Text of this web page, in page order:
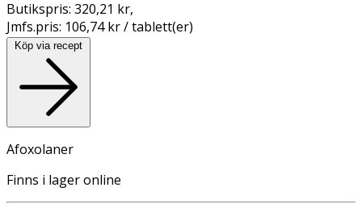
Butikspris: 320,21 kr,
Jmfs.pris: 106,74 kr / tablett(er)
Köp via recept
Afoxolaner
Finns i lager online